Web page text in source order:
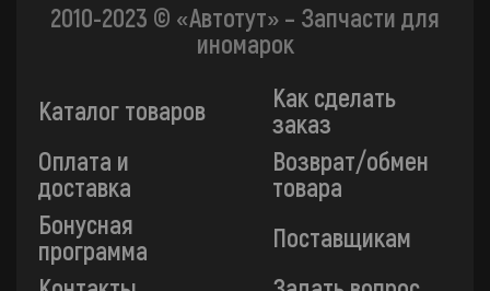
2010-2023 © «Автотут» – Запчасти для
иномарок
Каталог товаров
Как сделать
заказ
Оплата и
доставка
Возврат/обмен
товара
Бонусная
программа
Поставщикам